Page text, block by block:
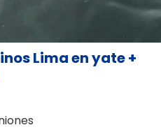
Lima en yate +